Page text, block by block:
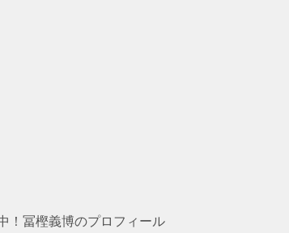
！冨樫義博のプロフィール